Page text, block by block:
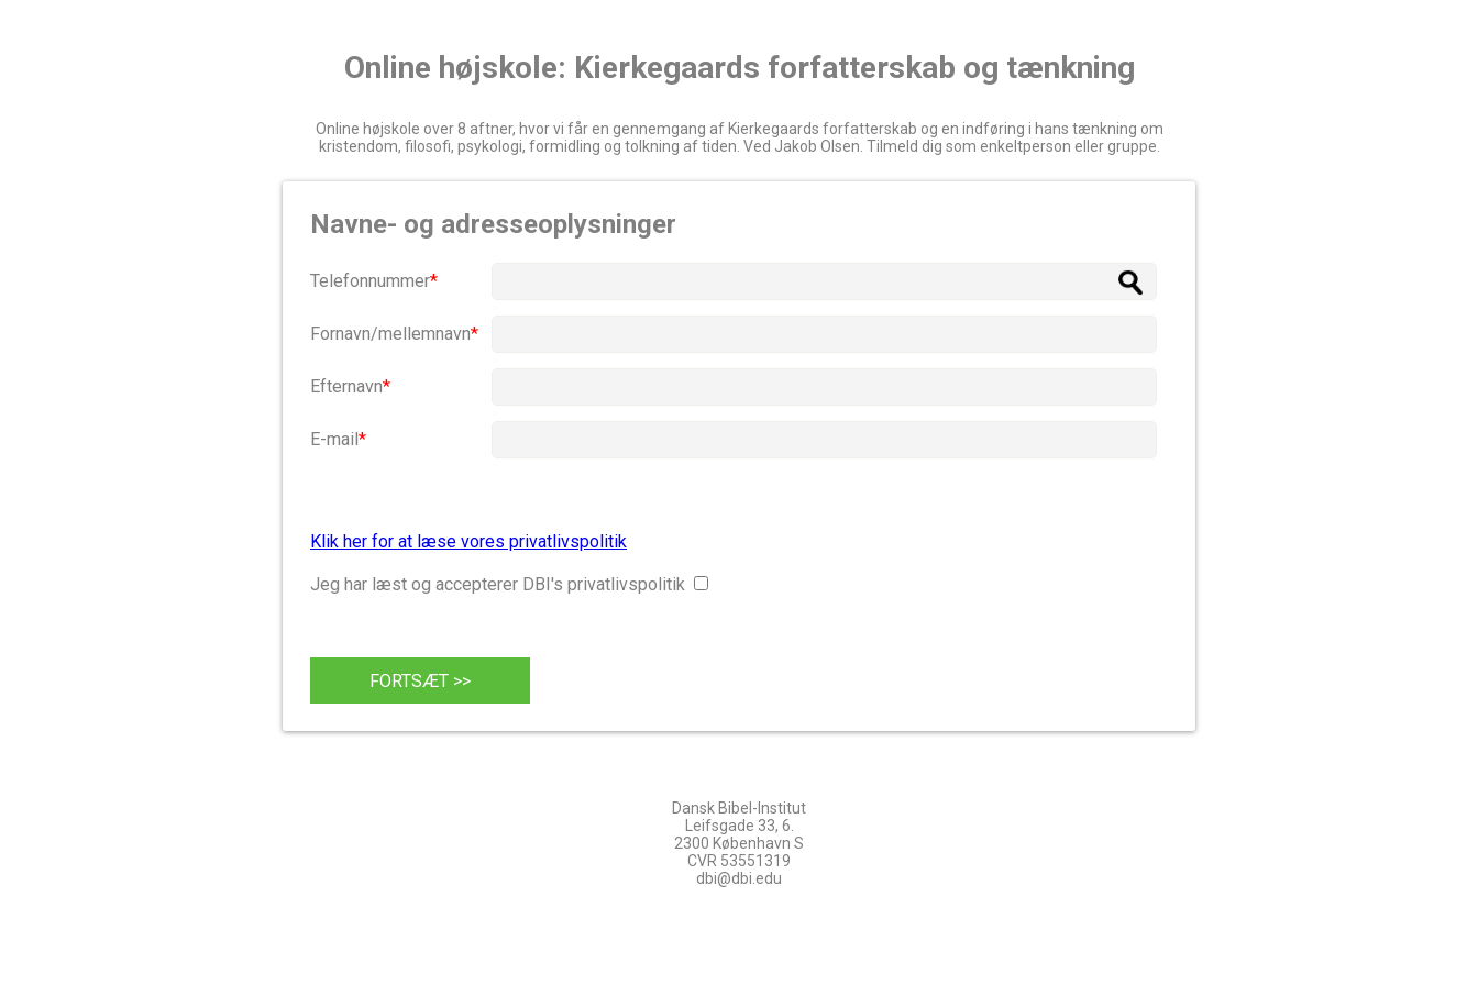
Online højskole: Kierkegaards forfatterskab og tænkning
Online højskole over 8 aftner, hvor vi får en gennemgang af Kierkegaards forfatterskab og en indføring i hans tænkning om
kristendom, filosofi, psykologi, formidling og tolkning af tiden. Ved Jakob Olsen. Tilmeld dig som enkeltperson eller gruppe.
Navne- og adresseoplysninger
Telefonnummer*
Fornavn/mellemnavn*
Efternavn*
E-mail*
Klik her for at læse vores privatlivspolitik
Jeg har læst og accepterer DBI's privatlivspolitik
Dansk Bibel-Institut
Leifsgade 33, 6.
2300 København S
CVR 53551319
dbi@dbi.edu